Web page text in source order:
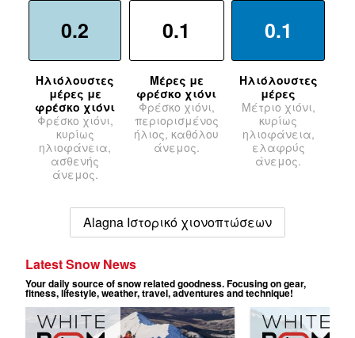
0.2
Ηλιόλουστες
μέρες με
φρέσκο χιόνι
Φρέσκο χιόνι,
κυρίως
ηλιοφάνεια,
ασθενής
άνεμος.
0.1
Μέρες με
φρέσκο χιόνι
Φρέσκο χιόνι,
περιορισμένος
ήλιος, καθόλου
άνεμος.
0.1
Ηλιόλουστες
μέρες
Μέτριο χιόνι,
κυρίως
ηλιοφάνεια,
ελαφρύς
άνεμος.
Alagna Ιστορικό χιονοπτώσεων